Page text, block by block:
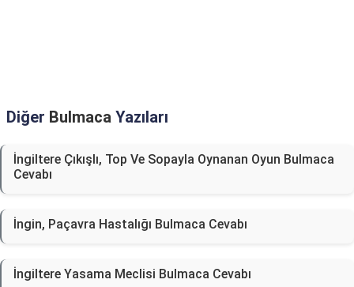
Diğer Bulmaca Yazıları
İngiltere Çıkışlı, Top Ve Sopayla Oynanan Oyun Bulmaca
Cevabı
İngin, Paçavra Hastalığı Bulmaca Cevabı
İngiltere Yasama Meclisi Bulmaca Cevabı